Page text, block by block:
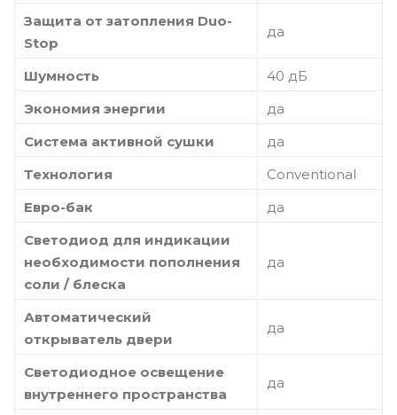
Защита от затопления Duo-
Stop
да
Шумность
40 дБ
Экономия энергии
да
Система активной сушки
да
Технология
Conventional
Евро-бак
да
Светодиод для индикации
необходимости пополнения
соли / блеска
да
Автоматический
открыватель двери
да
Светодиодное освещение
внутреннего пространства
да